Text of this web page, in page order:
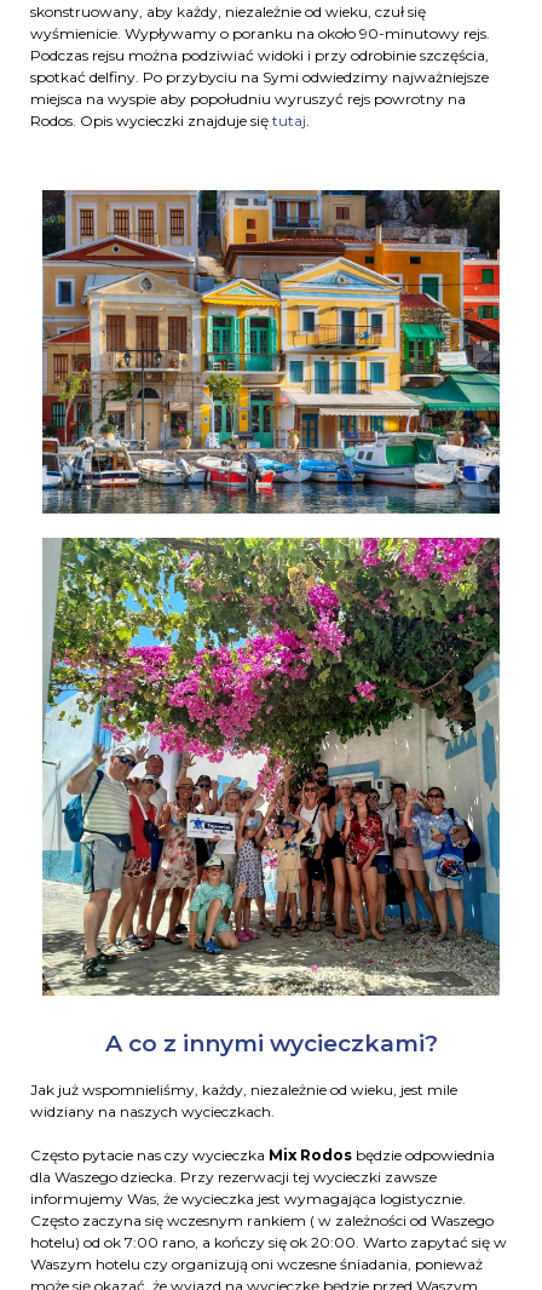
skonstruowany, aby każdy, niezależnie od wieku, czuł się
wyśmienicie. Wypływamy o poranku na około 90-minutowy rejs.
Podczas rejsu można podziwiać widoki i przy odrobinie szczęścia,
spotkać delfiny. Po przybyciu na Symi odwiedzimy najważniejsze
miejsca na wyspie aby popołudniu wyruszyć rejs powrotny na
Rodos. Opis wycieczki znajduje się tutaj
A co z innymi wycieczkami?
Jak już wspomnieliśmy, każdy, niezależnie od wieku, jest mile
widziany na naszych wycieczkach.
Często pytacie nas czy wycieczka Mix Rodos będzie odpowiednia
dla Waszego dziecka. Przy rezerwacji tej wycieczki zawsze
informujemy Was, że wycieczka jest wymagająca logistycznie.
Często zaczyna się wczesnym rankiem ( w zależności od Waszego
hotelu) od ok 7:00 rano, a kończy się ok 20:00. Warto zapytać się w
Waszym hotelu czy organizują oni wczesne śniadania, ponieważ
może się okazać, że wyjazd na wycieczkę będzie przed Waszym